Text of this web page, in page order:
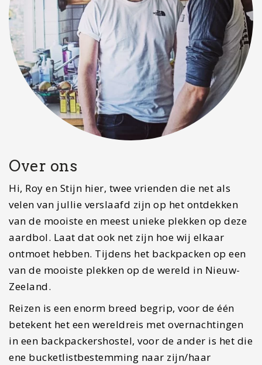
Over ons
Hi, Roy en Stijn hier, twee vrienden die net als
velen van jullie verslaafd zijn op het ontdekken
van de mooiste en meest unieke plekken op deze
aardbol. Laat dat ook net zijn hoe wij elkaar
ontmoet hebben. Tijdens het backpacken op een
van de mooiste plekken op de wereld in Nieuw-
Zeeland.
Reizen is een enorm breed begrip, voor de één
betekent het een wereldreis met overnachtingen
in een backpackershostel, voor de ander is het die
ene bucketlistbestemming naar zijn/haar